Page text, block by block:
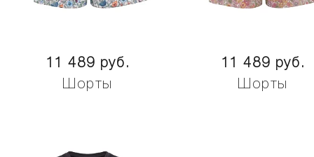
11 489 руб.
Шорты
11 489 руб.
Шорты